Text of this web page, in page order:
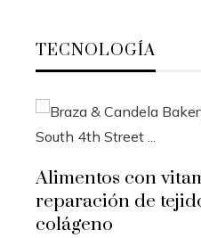
TECNOLOGÍA
Alimentos con
reparación de
colágeno